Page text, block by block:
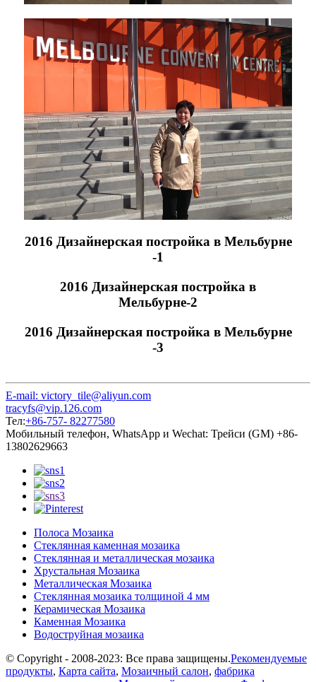
2016 Дизайнерская постройка в Мельбурне
-1
2016 Дизайнерская постройка в
Мельбурне-2
2016 Дизайнерская постройка в Мельбурне
-3
E-mail: victory_tile@aliyun.com
tracyfs@vip.126.com
Тел:+86-757- 82277580
Мобильный телефон, WhatsApp и Wechat: Трейси (GM) +86-
13802629663
Полоса Мозаика
Стеклянная каменная мозаика
Стеклянная и металлическая мозаика
Хрустальная Мозаика
Металлическая Мозаика
Стеклянная мозаика толщиной 4 мм
Керамическая Мозаика
Каменная Мозаика
Водоструйная мозаика
© Copyright - 2008-2023: Все права защищены.Рекомендуемые
продукты, Карта сайта, Мозаичный салон, фабрика